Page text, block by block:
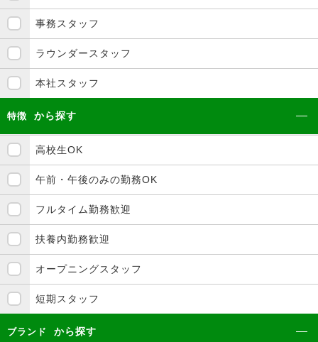
事務スタッフ
ラウンダースタッフ
本社スタッフ
特徴 から探す
高校生OK
午前・午後のみの勤務OK
フルタイム勤務歓迎
扶養内勤務歓迎
オープニングスタッフ
短期スタッフ
ブランド から探す